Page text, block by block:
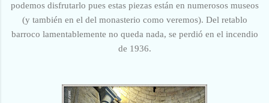
podemos disfrutarlo pues estas piezas están en numerosos museos
(y también en el del monasterio como veremos). Del retablo
barroco lamentablemente no queda nada, se perdió en el incendio
de 1936.